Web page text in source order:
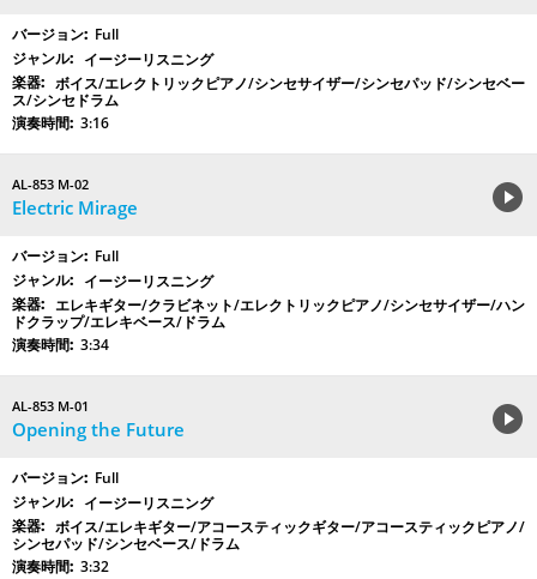
Full
イージーリスニング
ボイス/エレクトリックピアノ/シンセサイザー/シンセパッド/シンセベー
ス/シンセドラム
3:16
AL-853 M-02
Electric Mirage
Full
イージーリスニング
エレキギター/クラビネット/エレクトリックピアノ/シンセサイザー/ハン
ドクラップ/エレキベース/ドラム
3:34
AL-853 M-01
Opening the Future
Full
イージーリスニング
ボイス/エレキギター/アコースティックギター/アコースティックピアノ/
シンセパッド/シンセベース/ドラム
3:32